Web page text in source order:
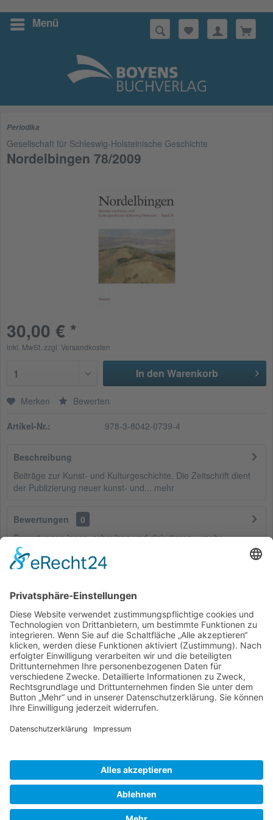
Menü
Suchen
Periodika
Gesellschaft für Schleswig-Holsteinische Geschichte
Nordelbingen 78/2009
30,00 € *
inkl. MwSt. zzgl. Versandkosten
1 In den Warenkorb
Merken Bewerten
Artikel-Nr.: 978-3-8042-0739-4
Beschreibung
Beiträge zur Kunst- und Kulturgeschichte. Die Zeitschrift dient
der Publizierung neuer kunst- und... mehr
Bewertungen
0
Bewertungen lesen, schreiben und diskutieren...mehr
Kunden haben sich ebenfalls angesehen
Service Hotline
Shop Service
Informationen
* Alle Preise inkl. gesetzl. Mehrwertsteuer zzgl.Versandkostenund ggf.
Nachnahmegebühren, wenn nicht anders beschrieben
Bestellung Downloads
Widerrufsbelehrung Datenschutz
Impressum
Realisiert mit Shopware